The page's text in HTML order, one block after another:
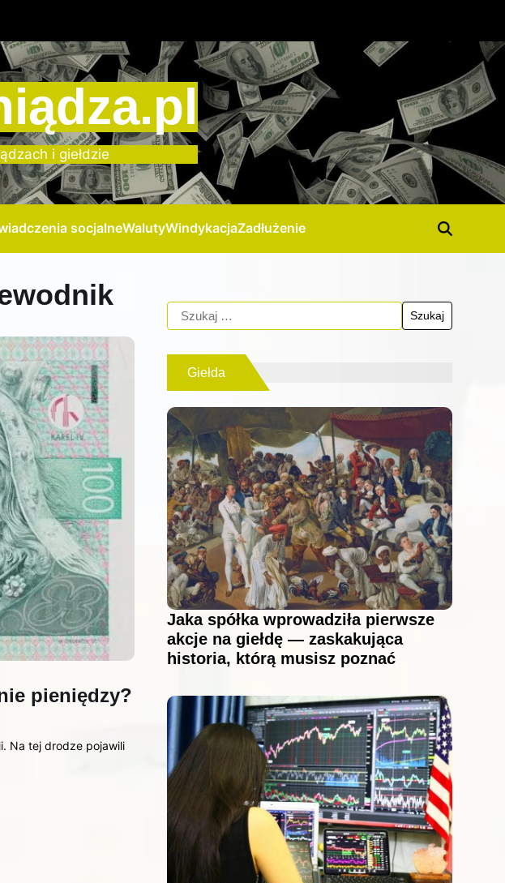
i giełdzie
socjalneWalutyWindykacjaZadłużenie
pieniędzy?
Na tej drodze pojawili
Giełda
Jaka spółka wprowadziła pierwsze
akcje na giełdę — zaskakująca
historia, którą musisz poznać